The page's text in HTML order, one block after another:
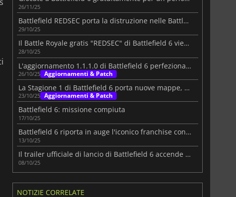
26/11/25
Battlefield REDSEC porta la distruzione nelle Battle Royale
29/10/25
Il Battle Royale gratis "REDSEC" di Battlefield 6 viene lanciato oggi
28/10/25
L'aggiornamento 1.1.1.0 di Battlefield 6 perfeziona il gameplay principale
26/10/25 Aggiornamenti & Patch
La Stagione 1 di Battlefield 6 porta nuove mappe, modalità e armi
23/10/25 Aggiornamenti & Patch
Battlefield 6: missione compiuta
17/10/25
Battlefield 6 riporta in auge l'iconico franchise con record al lancio
13/10/25
Il trailer ufficiale di lancio di Battlefield 6 accende gli animi
08/10/25
NOTIZIE CORRELATE